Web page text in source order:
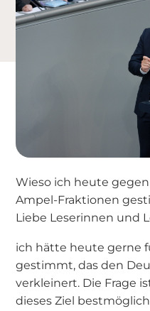
Wieso ich heute
Ampel-Fraktionen
Liebe Leserinnen und
ich hätte heute gerne
gestimmt, das den
verkleinert. Die Frage
dieses Ziel